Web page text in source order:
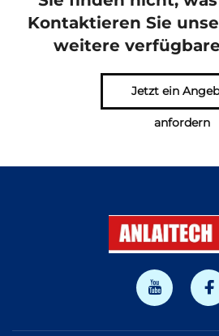
Kontaktieren Sie
weitere
Jetzt ein
anfordern